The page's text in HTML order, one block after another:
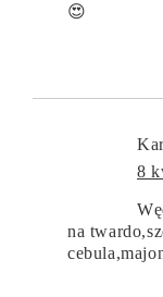
😍
8
na